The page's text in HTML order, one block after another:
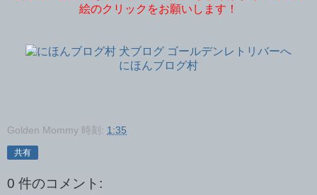
絵のクリックをお願いします！
にほんブログ村
Golden Mommy 時刻: 1:35
共有
0 件のコメント: